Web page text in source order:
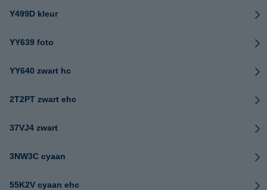
Y499D kleur
YY639 foto
YY640 zwart hc
2T2PT zwart ehc
37VJ4 zwart
3NW3C cyaan
55K2V cyaan ehc